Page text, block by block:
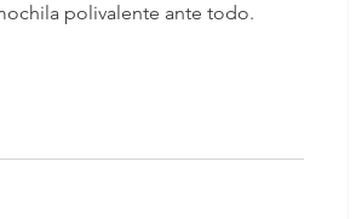
polivalente ante todo.